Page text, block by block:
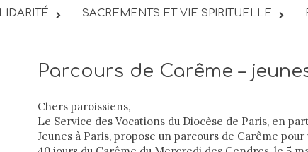
SACREMENTS ET VIE SPIRITUELLE
Parcours de Carême –
Chers paroissiens,
Le Service des Vocations du Diocèse de Paris, en
Jeunes à Paris, propose un parcours de Carême